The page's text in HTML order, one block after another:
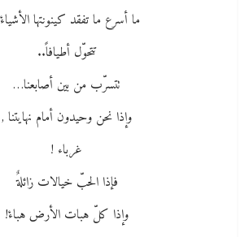
ما أسرع ما تفقد كينونتها
تتحوّل أطيافاً..
تتسرّب من بين أصابعنا…
وإذا نحن وحيدون أمام نهايتنا ,
غرباء !
فإذا الحبّ خيالات زائلةٌ
وإذا كلّ هبات الأرض هباءْ!